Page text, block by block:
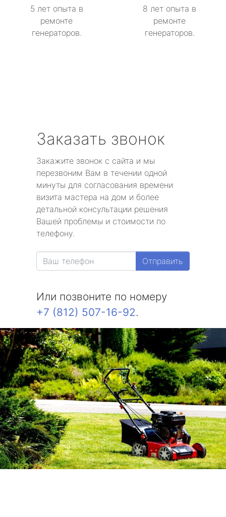
5 лет опыта в
ремонте
генераторов.
8 лет опыта в
ремонте
генераторов.
Заказать звонок
Закажите звонок с сайта и мы
перезвоним Вам в течении одной
минуты для согласования времени
визита мастера на дом и более
детальной консультации решения
Вашей проблемы и стоимости по
телефону.
Отправить
Или позвоните по номеру
+7 (812) 507-16-92.